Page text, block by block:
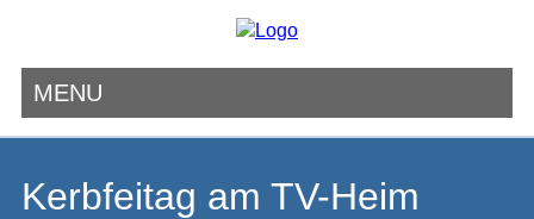
MENU
Kerbfeitag am TV-Heim